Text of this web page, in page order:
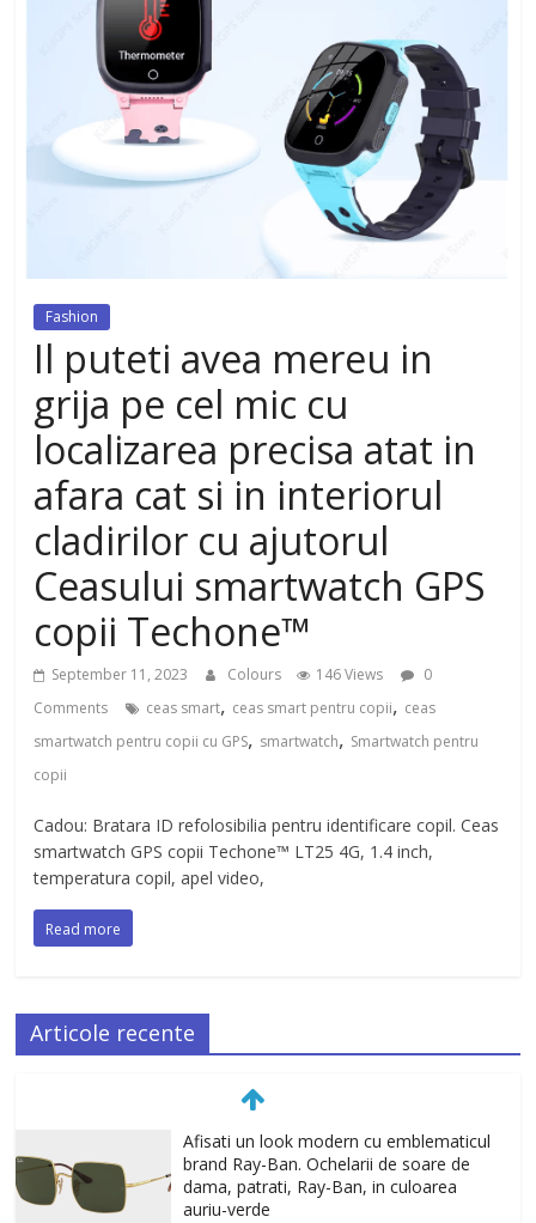
dezvoltat, cu Flexor Fitness-
dispozitiv pentru tonifiere muschi
Fashion
Il puteti avea mereu in
grija pe cel mic cu
localizarea precisa atat in
afara cat si in interiorul
cladirilor cu ajutorul
Ceasului smartwatch GPS
copii Techone™
September 11, 2023 Colours 146 Views
0
Comments
ceas smart, ceas smart pentru copii, ceas
smartwatch pentru copii cu GPS, smartwatch, Smartwatch pentru
copii
Cadou: Bratara ID refolosibilia pentru identificare copil. Ceas
smartwatch GPS copii Techone™ LT25 4G, 1.4 inch,
temperatura copil, apel video,
Read more
Articole recente
Afisati un look modern cu emblematicul
brand Ray-Ban. Ochelarii de soare de
dama, patrati, Ray-Ban, in culoarea
auriu-verde